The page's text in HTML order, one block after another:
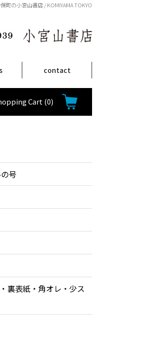
の小宮山書店 / KOMIYAMA TOKYO
関する表示
リシー
contact
Cart (0)
号
裏表紙・角オレ・少ス